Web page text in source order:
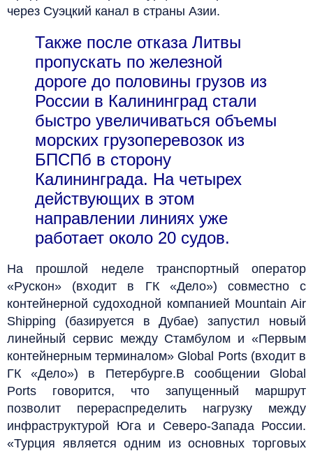
через Суэцкий канал в страны Азии.
Также после отказа Литвы
пропускать по железной
дороге до половины грузов из
России в Калининград стали
быстро увеличиваться объемы
морских грузоперевозок из
БПСПб в сторону
Калининграда. На четырех
действующих в этом
направлении линиях уже
работает около 20 судов.
На прошлой неделе транспортный оператор
«Рускон» (входит в ГК «Дело») совместно с
контейнерной судоходной компанией Mountain Air
Shipping (базируется в Дубае) запустил новый
линейный сервис между Стамбулом и «Первым
контейнерным терминалом» Global Ports (входит в
ГК «Дело») в Петербурге.В сообщении Global
Ports говорится, что запущенный маршрут
позволит перераспределить нагрузку между
инфраструктурой Юга и Северо-Запада России.
«Турция является одним из основных торговых